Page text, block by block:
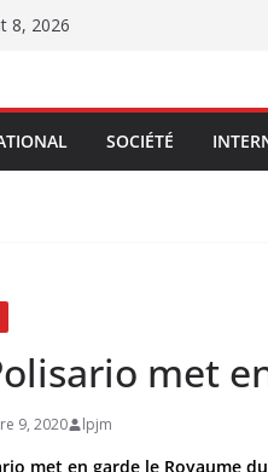
8, 2026
SOCIÉTÉ
met
9, 2020 lpjm
met en garde le Royaume